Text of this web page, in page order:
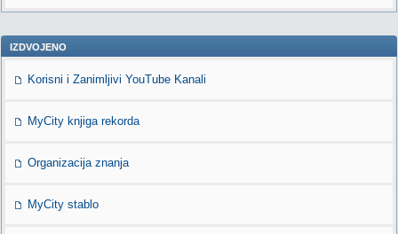
IZDVOJENO
Korisni i Zanimljivi YouTube Kanali
MyCity knjiga rekorda
Organizacija znanja
MyCity stablo